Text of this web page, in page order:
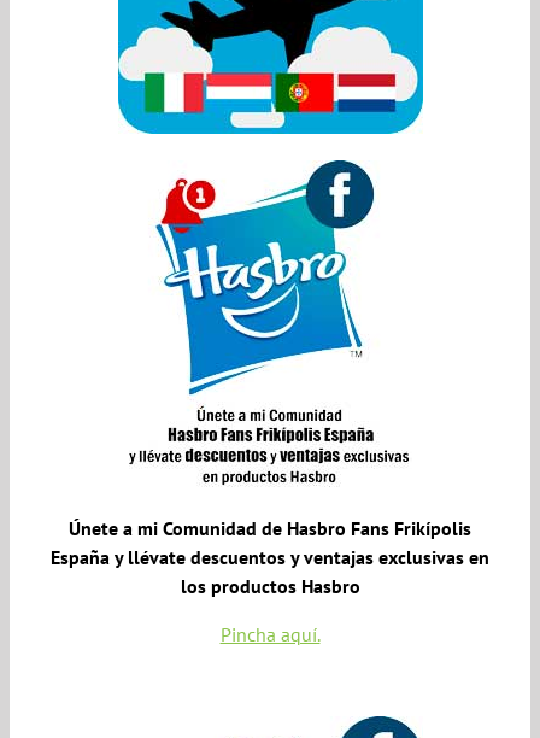
Únete a mi Comunidad de Hasbro Fans Frikípolis
España y llévate descuentos y ventajas exclusivas en
los productos Hasbro
Pincha aquí.